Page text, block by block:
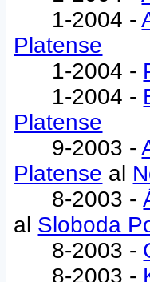
1-2004 -
Platense
1-2004 -
1-2004 -
Platense
9-2003 -
Platense al
8-2003 -
al Sloboda
8-2003 -
8-2003 -